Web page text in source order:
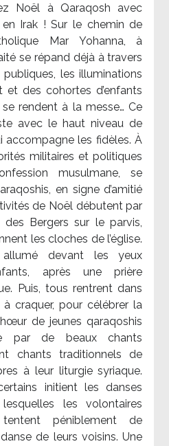
Noël à Qaraqosh avec
en Irak ! Sur le chemin de
Mar Yohanna, à
se répand déjà à travers
les illuminations
des cohortes d’enfants
rendent à la messe… Ce
avec le haut niveau de
accompagne les fidèles. À
militaires et politiques
musulmane, se
en signe d’amitié
de Noël débutent par
Bergers sur le parvis,
les cloches de l’église.
devant les yeux
après une prière
Puis, tous rentrent dans
à craquer, pour célébrer la
de jeunes qaraqoshis
par de beaux chants
chants traditionnels de
à leur liturgie syriaque.
initient les danses
les volontaires
péniblement de
de leurs voisins. Une